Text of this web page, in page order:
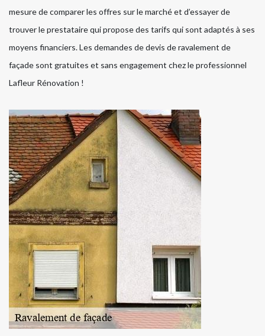
mesure de comparer les offres sur le marché et d’essayer de
trouver le prestataire qui propose des tarifs qui sont adaptés à ses
moyens financiers. Les demandes de devis de ravalement de
façade sont gratuites et sans engagement chez le professionnel
Lafleur Rénovation !